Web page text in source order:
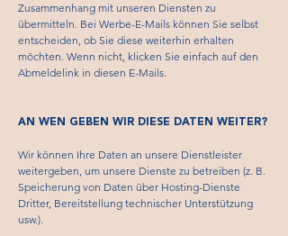
Zusammenhang mit unseren Diensten zu
übermitteln. Bei Werbe-E-Mails können Sie selbst
entscheiden, ob Sie diese weiterhin erhalten
möchten. Wenn nicht, klicken Sie einfach auf den
Abmeldelink in diesen E-Mails.
AN WEN GEBEN WIR DIESE DATEN WEITER?
Wir können Ihre Daten an unsere Dienstleister
weitergeben, um unsere Dienste zu betreiben (z. B.
Speicherung von Daten über Hosting-Dienste
Dritter, Bereitstellung technischer Unterstützung
usw.).